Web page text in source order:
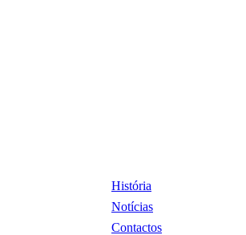
História
Notícias
Contactos